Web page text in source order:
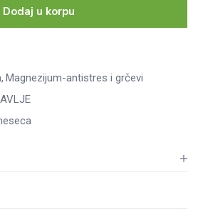
Dodaj u korpu
Magnezijum-antistres i grčevi